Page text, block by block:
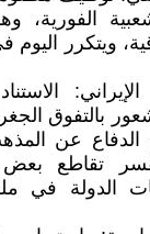
ويتكرر
بالتفوق
الدفاع عن
تقاطع بعض
الدولة في